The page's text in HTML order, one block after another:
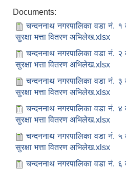
Documents:
चन्दननाथ नगरपालिका वडा नं. १
सुरक्षा भत्ता वितरण अभिलेख.xlsx
चन्दननाथ नगरपालिका वडा नं. २
सुरक्षा भत्ता वितरण अभिलेख.xlsx
चन्दननाथ नगरपालिका वडा नं. ३
सुरक्षा भत्ता वितरण अभिलेख.xlsx
चन्दननाथ नगरपालिका वडा नं. ४
सुरक्षा भत्ता वितरण अभिलेख.xlsx
चन्दननाथ नगरपालिका वडा नं. ५
सुरक्षा भत्ता वितरण अभिलेख.xlsx
चन्दननाथ नगरपालिका वडा नं. ६